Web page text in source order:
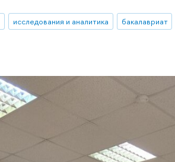
исследования и аналитика бакалавриат